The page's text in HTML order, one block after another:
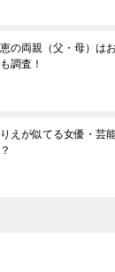
の両親（父・母）は
調査！
えが似てる女優・芸